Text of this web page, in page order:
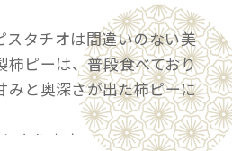
スタチオは間違いのない美
柿ピーは、普段食べており
みと奥深さが出た柿ピーに
なります。